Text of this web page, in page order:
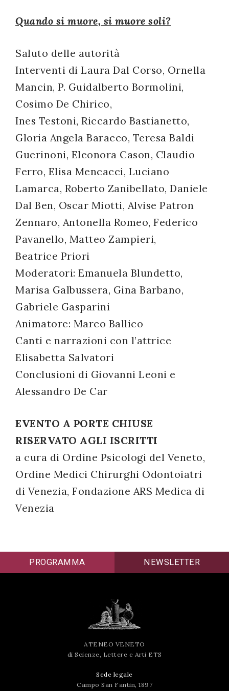
Quando si muore, si muore soli?
Saluto delle autorità
Interventi di Laura Dal Corso, Ornella
Mancin, P. Guidalberto Bormolini,
Cosimo De Chirico,
Ines Testoni, Riccardo Bastianetto,
Gloria Angela Baracco, Teresa Baldi
Guerinoni, Eleonora Cason, Claudio
Ferro, Elisa Mencacci, Luciano
Lamarca, Roberto Zanibellato, Daniele
Dal Ben, Oscar Miotti, Alvise Patron
Zennaro, Antonella Romeo, Federico
Pavanello, Matteo Zampieri,
Beatrice Priori
Moderatori: Emanuela Blundetto,
Marisa Galbussera, Gina Barbano,
Gabriele Gasparini
Animatore: Marco Ballico
Canti e narrazioni con l’attrice
Elisabetta Salvatori
Conclusioni di Giovanni Leoni e
Alessandro De Car
EVENTO A PORTE CHIUSE
RISERVATO AGLI ISCRITTI
a cura di Ordine Psicologi del Veneto,
Ordine Medici Chirurghi Odontoiatri
di Venezia, Fondazione ARS Medica di
Venezia
decreto
196/03
Registrazione
avvenuta con
successo!
PROGRAMMA NEWSLETTER
ATENEO VENETO
di Scienze, Lettere e Arti ETS
Sede legale
Campo San Fantin, 1897